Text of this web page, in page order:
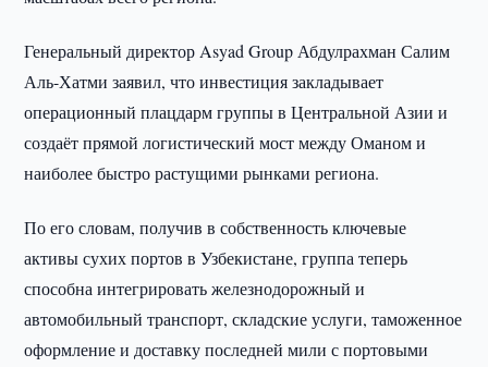
Генеральный директор Asyad Group Абдулрахман Салим
Аль-Хатми заявил, что инвестиция закладывает
операционный плацдарм группы в Центральной Азии и
создаёт прямой логистический мост между Оманом и
наиболее быстро растущими рынками региона.
По его словам, получив в собственность ключевые
активы сухих портов в Узбекистане, группа теперь
способна интегрировать железнодорожный и
автомобильный транспорт, складские услуги, таможенное
оформление и доставку последней мили с портовыми